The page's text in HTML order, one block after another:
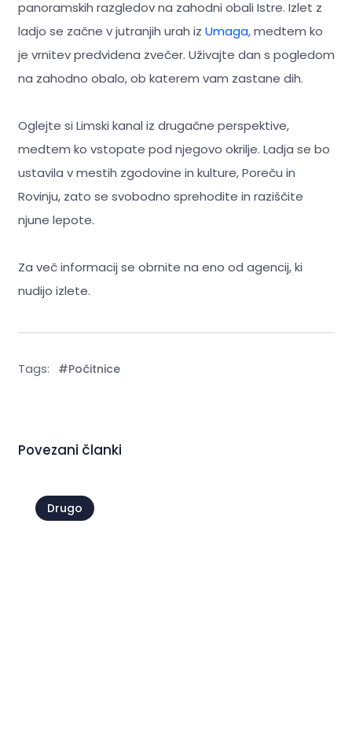
panoramskih razgledov na zahodni obali Istre. Izlet z
ladjo se začne v jutranjih urah iz Umaga,medtem ko
je vrnitev predvidena zvečer. Uživajte dan s pogledom
na zahodno obalo, ob katerem vam zastane dih.
Oglejte si Limski kanal iz drugačne perspektive,
medtem ko vstopate pod njegovo okrilje. Ladja se bo
ustavila v mestih zgodovine in kulture, Poreču in
Rovinju, zato se svobodno sprehodite in raziščite
njune lepote.
Za več informacij se obrnite na eno od agencij, ki
nudijo izlete.
Tags: #Počitnice
Povezani članki
Drugo